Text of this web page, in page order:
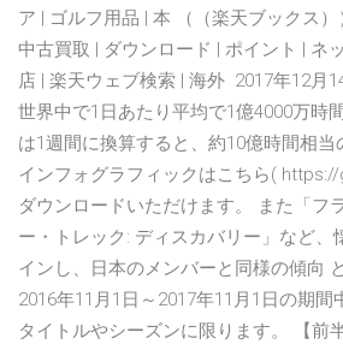
ア | ゴルフ用品 | 本 （（楽天ブックス）
中古買取 | ダウンロード | ポイント | ネ
店 | 楽天ウェブ検索 | 海外 2017年12月
世界中で1日あたり平均で1億4000万時
は1週間に換算すると、約10億時間相当
インフォグラフィックはこちら(
ダウンロードいただけます。 また「フ
ー・トレック: ディスカバリー」など、
インし、日本のメンバーと同様の傾向
2016年11月1日～2017年11月1日の期間
タイトルやシーズンに限ります。 【前